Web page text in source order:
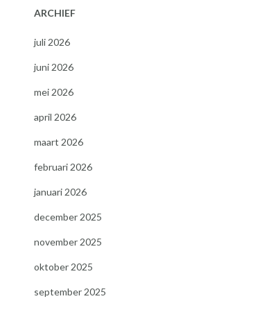
ARCHIEF
juli 2026
juni 2026
mei 2026
april 2026
maart 2026
februari 2026
januari 2026
december 2025
november 2025
oktober 2025
september 2025